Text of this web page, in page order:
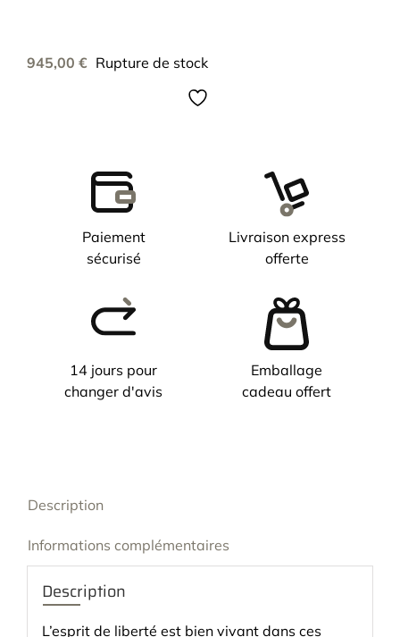
945,00 € Rupture de stock
Paiement
sécurisé
Livraison express
offerte
14 jours pour
changer d'avis
Emballage
cadeau offert
Description
Informations complémentaires
Description
L’esprit de liberté est bien vivant dans ces